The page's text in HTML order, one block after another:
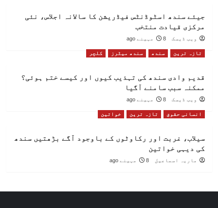
جیئے سندھ اسٹوڈنٹس فیڈریشن کا سالانہ اجلاس، نئی
مرکزی قیادت منتخب
ویب ڈیسک 8 مہینے ago
تازہ ترین سندھ سندھ میٹرز کلچر
قدیم وادی سندھ کی تہذیب کیوں اور کیسے ختم ہوئی؟
ممکنہ سبب سامنے آگیا
ویب ڈیسک 8 مہینے ago
انسانی حقوق تازہ ترین خواتین
سیلاب، غربت اور رکاوٹوں کے باوجود آگے بڑھتیں سندھ
کی دیہی خواتین
ماریہ اسماعیل 8 مہینے ago